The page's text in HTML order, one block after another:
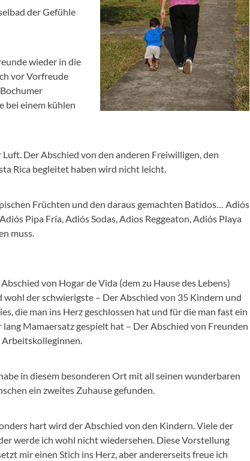
der Gefühle
wieder in die
vor Vorfreude
bei einem kühlen
Der Abschied von den anderen Freiwilligen, den
Rica begleitet haben wird nicht leicht.
Früchten und den daraus gemachten Batidos… Adiós
Pipa Fría, Adiós Sodas, Adios Reggeaton, Adiós Playa
muss.
von Hogar de Vida (dem zu Hause des Lebens)
wohl der schwierigste – Der Abschied von 35 Kindern und
die man ins Herz geschlossen hat und für die man fast ein
lang Mamaersatz gespielt hat – Der Abschied von Freunden
Arbeitskolleginnen.
in diesem besonderen Ort mit all seinen wunderbaren
ein zweites Zuhause gefunden.
hart wird der Abschied von den Kindern. Viele der
werde ich wohl nicht wiedersehen. Diese Vorstellung
mir einen Stich ins Herz, aber andererseits freue ich